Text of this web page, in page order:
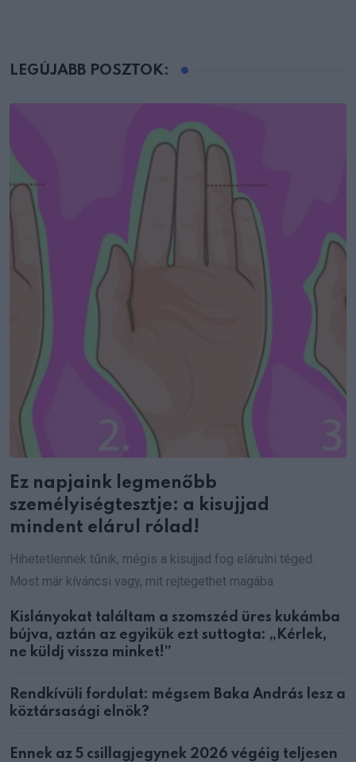
LEGÚJABB POSZTOK:
Ez napjaink legmenőbb
személyiségtesztje: a kisujjad
mindent elárul rólad!
Hihetetlennek tűnik, mégis a kisujjad fog elárulni téged.
Most már kíváncsi vagy, mit rejtegethet magába
Kislányokat találtam a szomszéd üres kukámba
bújva, aztán az egyikük ezt suttogta: „Kérlek,
ne küldj vissza minket!”
Rendkívüli fordulat: mégsem Baka András lesz a
köztársasági elnök?
Ennek az 5 csillagjegynek 2026 végéig teljesen